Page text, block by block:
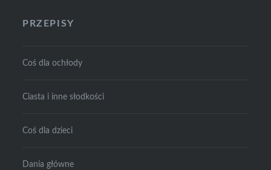
PRZEPISY
Coś dla ochłody
Ciasta i inne słodkości
Coś dla dzieci
Dania główne